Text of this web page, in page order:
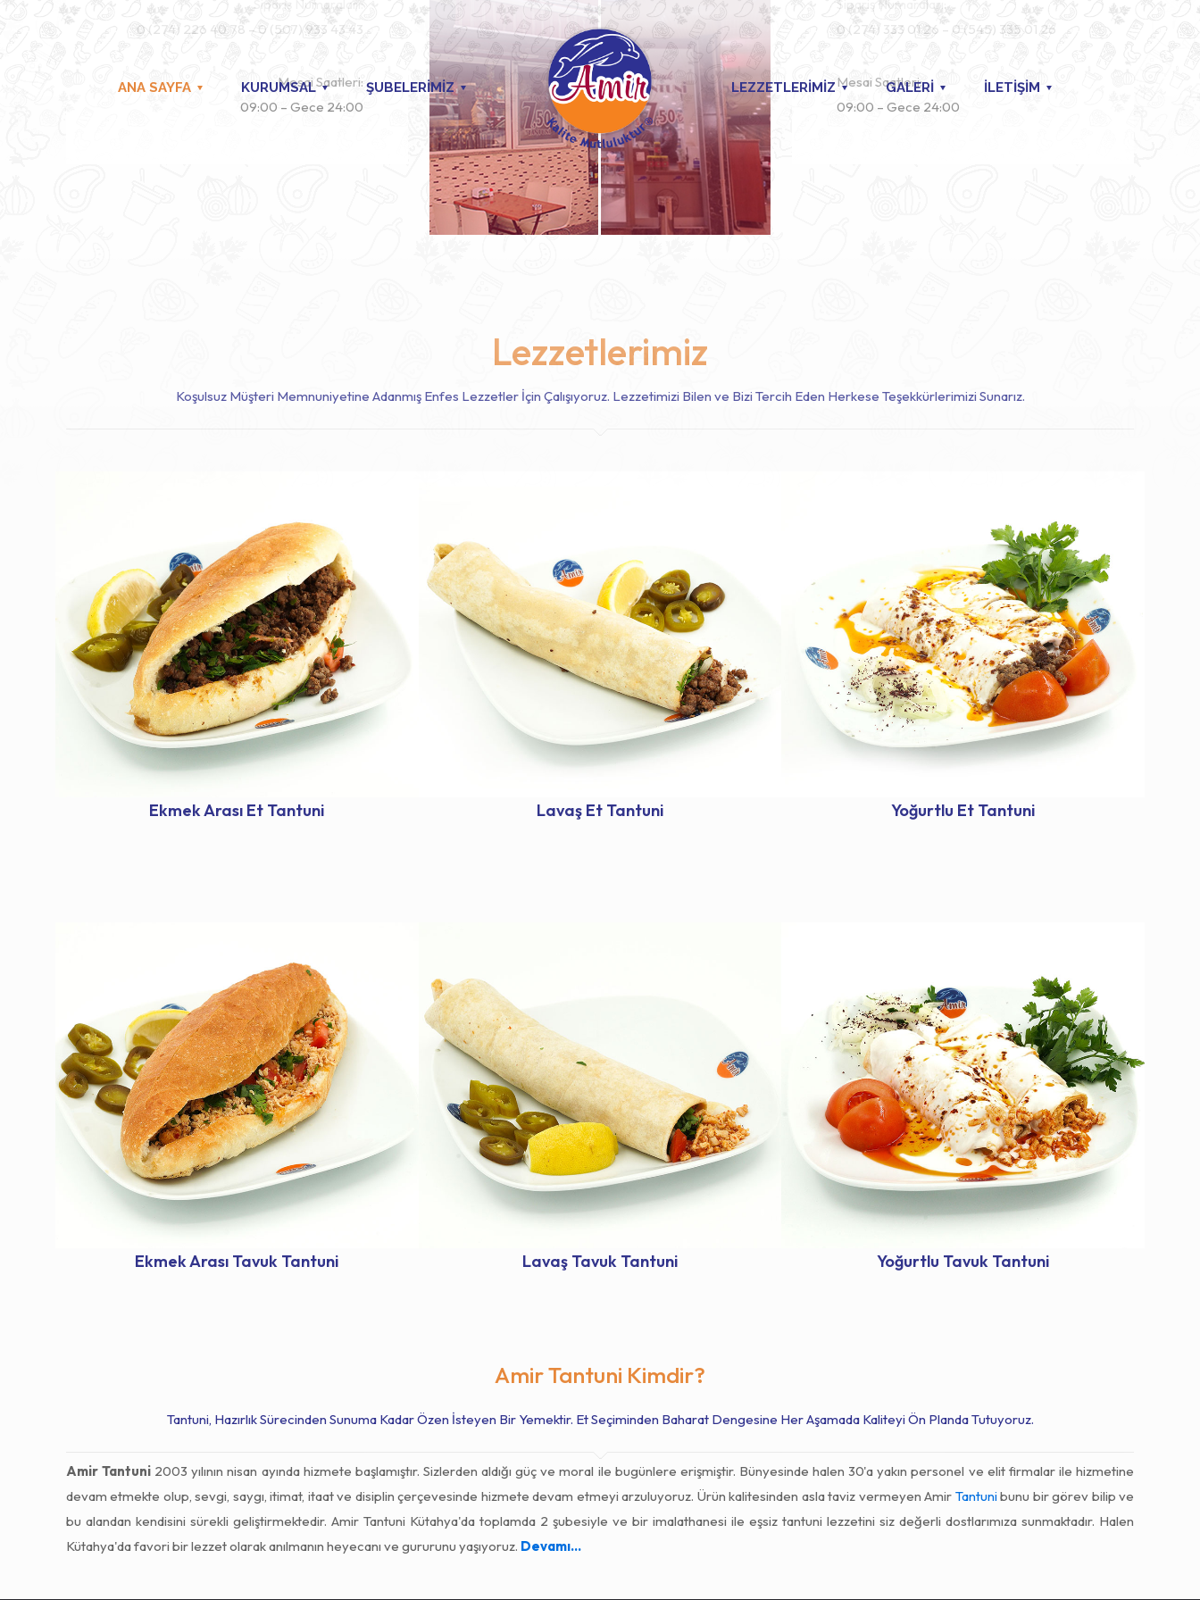
ANA SAYFA KURUMSAL ŞUBELERİMİZ LEZZETLERİMİZ GALERİ İLETİŞİM
Sipariş Numaraları:
0 (274) 226 40 78 – 0 (507) 933 43 43
Mesai Saatleri:
09:00 – Gece 24:00
Sipariş Numaraları:
0 (274) 333 01 26 – 0 (545) 335 01 26
Mesai Saatleri:
09:00 – Gece 24:00
Lezzetlerimiz
Koşulsuz Müşteri Memnuniyetine Adanmış Enfes Lezzetler İçin Çalışıyoruz. Lezzetimizi Bilen ve Bizi Tercih Eden Herkese Teşekkürlerimizi Sunarız.
Ekmek Arası Et Tantuni Lavaş Et Tantuni Yoğurtlu Et Tantuni
Ekmek Arası Tavuk Tantuni Lavaş Tavuk Tantuni Yoğurtlu Tavuk Tantuni
Amir Tantuni Kimdir?
Tantuni, Hazırlık Sürecinden Sunuma Kadar Özen İsteyen Bir Yemektir. Et Seçiminden Baharat Dengesine Her Aşamada Kaliteyi Ön Planda Tutuyoruz.
Amir Tantuni 2003 yılının nisan ayında hizmete başlamıştır. Sizlerden aldığı güç ve moral ile bugünlere erişmiştir. Bünyesinde halen 30'a yakın personel ve elit firmalar ile hizmetine
devam etmekte olup, sevgi, saygı, itimat, itaat ve disiplin çerçevesinde hizmete devam etmeyi arzuluyoruz. Ürün kalitesinden asla taviz vermeyen Amir Tantunibunu bir görev bilip ve
bu alandan kendisini sürekli geliştirmektedir. Amir Tantuni Kütahya'da toplamda 2 şubesiyle ve bir imalathanesi ile eşsiz tantuni lezzetini siz değerli dostlarımıza sunmaktadır. Halen
Kütahya'da favori bir lezzet olarak anılmanın heyecanı ve gururunu yaşıyoruz. Devamı...